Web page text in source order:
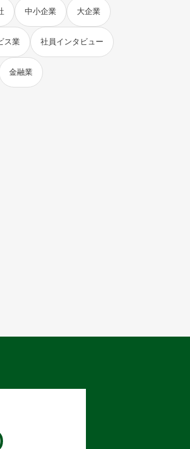
中小企業 大企業
ス業 社員インタビュー
金融業